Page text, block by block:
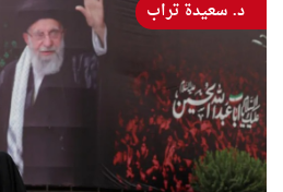
د. سعيدة تراب